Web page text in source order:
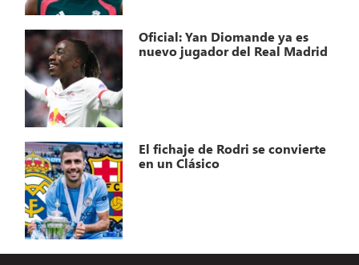
Oficial: Yan Diomande ya es
nuevo jugador del Real Madrid
El fichaje de Rodri se convierte
en un Clásico